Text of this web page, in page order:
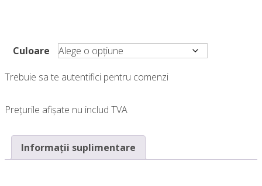
Culoare
Trebuie sa te autentifici pentru comenzi
Prețurile afișate nu includ TVA
Informații suplimentare